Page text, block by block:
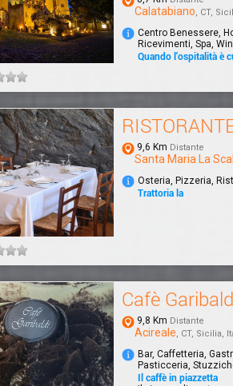
Calatabiano, CT,
Centro Benessere,
Ricevimenti, Spa,
Quando l'ospitalità è
Il Castello di San
immerso in un
dal...
9,6 Km Distante
Santa Maria La
Osteria, Pizzeria,
Trattoria la
Cafè
9,8 Km Distante
Acireale, CT, Sicilia,
Bar, Caffetteria,
Pasticceria,
Il caffè in piazzetta